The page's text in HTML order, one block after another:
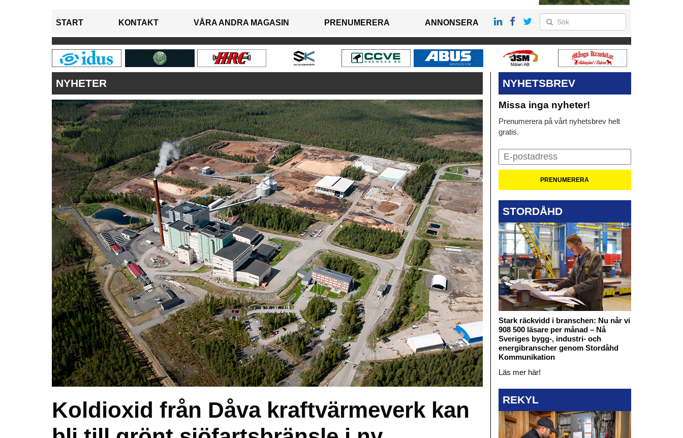
START KONTAKT VÅRA ANDRA MAGASIN PRENUMERERA ANNONSERA
NYHETER
Koldioxid från Dåva kraftvärmeverk kan
NYHETSBREV
Missa inga nyheter!
Prenumerera på vårt nyhetsbrev helt
gratis.
STORDÅHD
Stark räckvidd i branschen: Nu når vi
908 500 läsare per månad – Nå
Sveriges bygg-, industri- och
energibranscher genom Stordåhd
Kommunikation
Läs mer här!
REKYL